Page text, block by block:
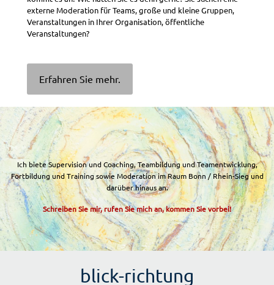
externe Moderation für Teams, große und kleine Gruppen,
Veranstaltungen in Ihrer Organisation, öffentliche
Veranstaltungen?
Erfahren Sie mehr.
Ich biete Supervision und Coaching, Teambildung und Teamentwicklung,
Fortbildung und Training sowie Moderation im Raum Bonn / Rhein-Sieg und
darüber hinaus an.
Schreiben Sie mir, rufen Sie mich an, kommen Sie vorbei!
blick-richtung